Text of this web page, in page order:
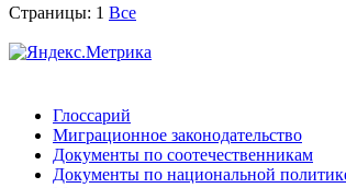
Страницы: 1 Все
Глоссарий
Миграционное законодательство
Документы по соотечественникам
Документы по национальной